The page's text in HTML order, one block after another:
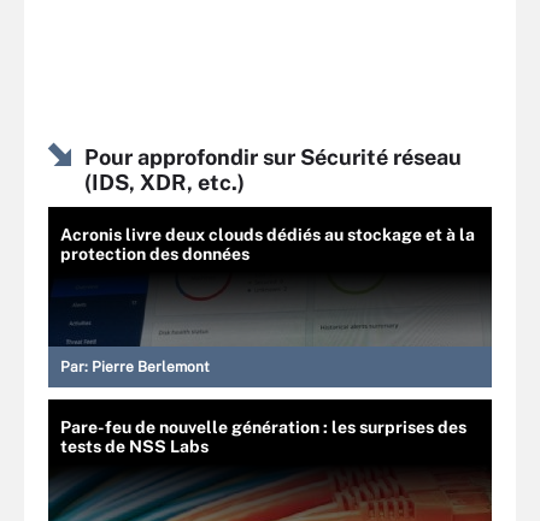
Pour approfondir sur Sécurité réseau
(IDS, XDR, etc.)
Acronis livre deux clouds dédiés au stockage et à la
protection des données
Par: Pierre Berlemont
Pare-feu de nouvelle génération : les surprises des
tests de NSS Labs